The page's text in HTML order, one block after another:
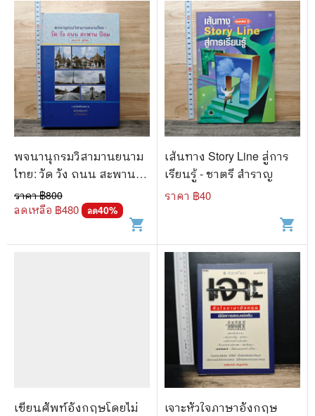
พจนานุกรมวิสามานยนาม
ไทย: วัด วัง ถนน สะพาน
ป้อม - กนกวลี ชูชัยยะ
ราคา ฿800
ลดเหลือ ฿480 ลด40%
shopping_cart
เส้นทาง Story Line สู่การ
เรียนรู้ - ชาตรี สำราญ
ราคา ฿40
shopping_cart
เขียนศัพท์อังกฤษโดยไม่
เจาะหัวใจภาษาอังกฤษ